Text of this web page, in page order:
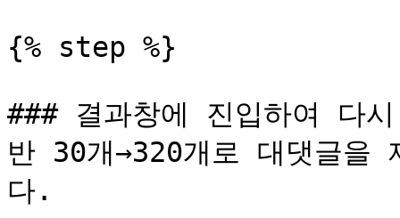
{% step %}
### 결과창에 진입하여 다
반 30개→320개로 대댓글을
다.